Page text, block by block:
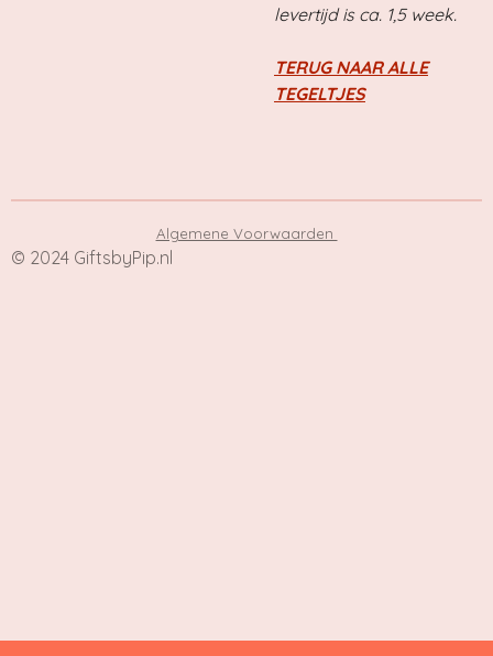
levertijd is ca. 1,5 week.
TERUG NAAR ALLE
TEGELTJES
Algemene Voorwaarden
© 2024 GiftsbyPip.nl